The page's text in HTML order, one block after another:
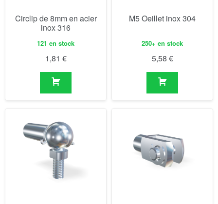
Circlip de 8mm en acier
inox 316
121 en stock
1,81 €
M5 Oeillet inox 304
250+ en stock
5,58 €